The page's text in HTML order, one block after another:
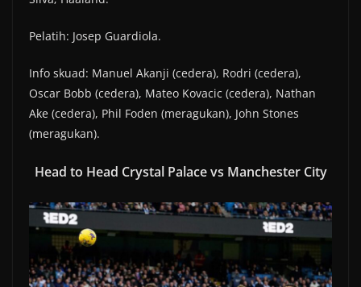
Pelatih: Josep Guardiola.
Info skuad: Manuel Akanji (cedera), Rodri (cedera),
Oscar Bobb (cedera), Mateo Kovacic (cedera), Nathan
Ake (cedera), Phil Foden (meragukan), John Stones
(meragukan).
Head to Head Crystal Palace vs Manchester City